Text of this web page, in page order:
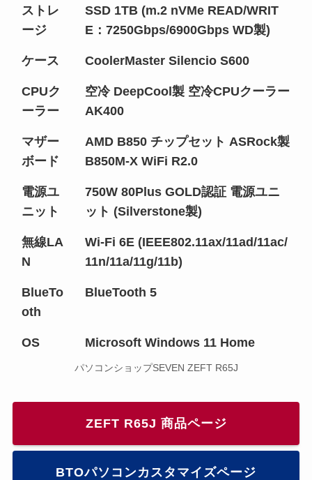
ストレ
ージ
SSD 1TB (m.2 nVMe READ/WRIT
E：7250Gbps/6900Gbps WD製)
ケース CoolerMaster Silencio S600
CPUク
ーラー
空冷 DeepCool製 空冷CPUクーラー
AK400
マザー
ボード
AMD B850 チップセット ASRock製
B850M-X WiFi R2.0
電源ユ
ニット
750W 80Plus GOLD認証 電源ユニ
ット (Silverstone製)
無線LA
N
Wi-Fi 6E (IEEE802.11ax/11ad/11ac/
11n/11a/11g/11b)
BlueTo
oth
BlueTooth 5
OS Microsoft Windows 11 Home
パソコンショップSEVEN ZEFT R65J
ZEFT R65J 商品ページ
BTOパソコンカスタマイズページ